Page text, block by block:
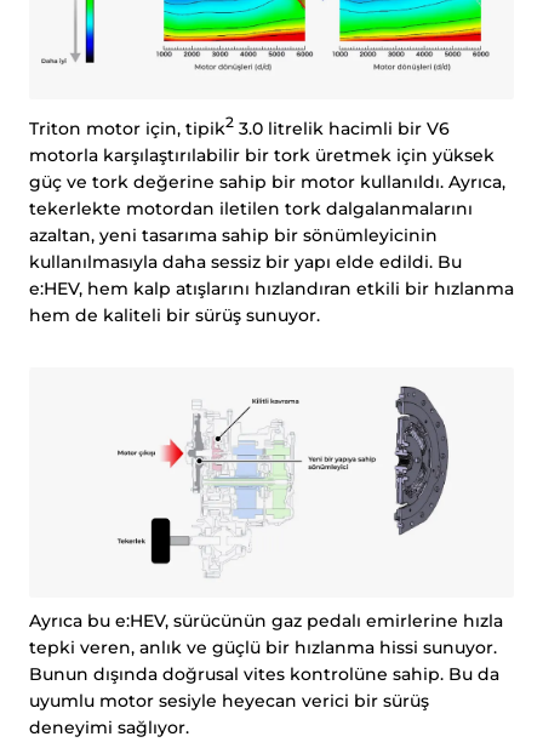
Triton motor için, tipik2 3.0 litrelik hacimli bir V6
motorla karşılaştırılabilir bir tork üretmek için yüksek
güç ve tork değerine sahip bir motor kullanıldı. Ayrıca,
tekerlekte motordan iletilen tork dalgalanmalarını
azaltan, yeni tasarıma sahip bir sönümleyicinin
kullanılmasıyla daha sessiz bir yapı elde edildi. Bu
e:HEV, hem kalp atışlarını hızlandıran etkili bir hızlanma
hem de kaliteli bir sürüş sunuyor.
Ayrıca bu e:HEV, sürücünün gaz pedalı emirlerine hızla
tepki veren, anlık ve güçlü bir hızlanma hissi sunuyor.
Bunun dışında doğrusal vites kontrolüne sahip. Bu da
uyumlu motor sesiyle heyecan verici bir sürüş
deneyimi sağlıyor.